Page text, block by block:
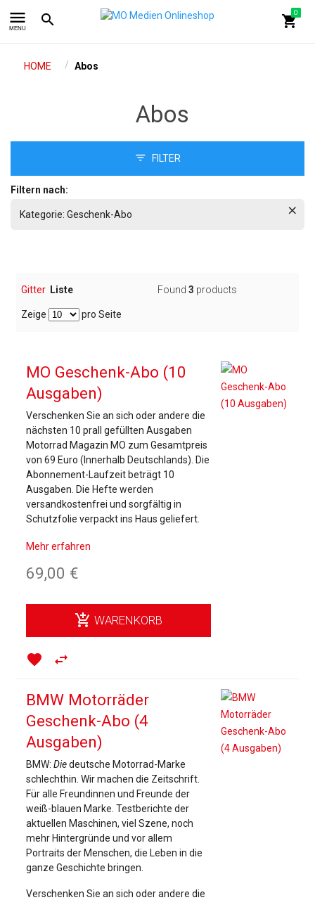
menu
MENU
search shopping_cart
0
HOME / Abos
Abos
Filtern nach:
Kategorie: Geschenk-Abo
FILTER
Gitter Liste Found 3 products
Zeige pro Seite
MO Geschenk-Abo (10
Ausgaben)
Verschenken Sie an sich oder andere die
nächsten 10 prall gefüllten Ausgaben
Motorrad Magazin MO zum Gesamtpreis
von 69 Euro (Innerhalb Deutschlands). Die
Abonnement-Laufzeit beträgt 10
Ausgaben. Die Hefte werden
versandkostenfrei und sorgfältig in
Schutzfolie verpackt ins Haus geliefert.
Mehr erfahren
69,00 €
add_shopping_cart WARENKORB
favorite swap_horiz
BMW Motorräder
Geschenk-Abo (4
Ausgaben)
BMW: Diedeutsche Motorrad-Marke
schlechthin. Wir machen die Zeitschrift.
Für alle Freundinnen und Freunde der
weiß-blauen Marke. Testberichte der
aktuellen Maschinen, viel Szene, noch
mehr Hintergründe und vor allem
Portraits der Menschen, die Leben in die
ganze Geschichte bringen.
Verschenken Sie an sich oder andere die